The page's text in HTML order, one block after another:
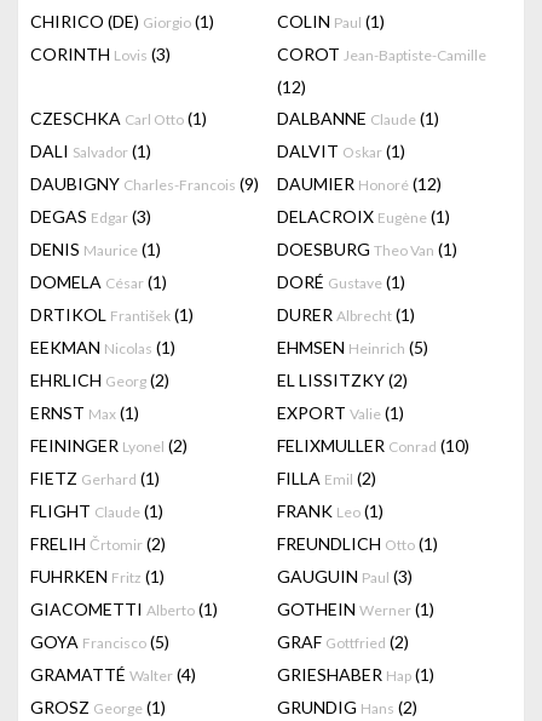
CHIRICO (DE) Giorgio (1) COLIN Paul (1)
CORINTH Lovis (3) COROT Jean-Baptiste-Camille
(12)
CZESCHKA Carl Otto (1) DALBANNE Claude (1)
DALI Salvador (1) DALVIT Oskar (1)
DAUBIGNY Charles-Francois (9) DAUMIER Honoré (12)
DEGAS Edgar (3) DELACROIX Eugène (1)
DENIS Maurice (1) DOESBURG Theo Van (1)
DOMELA César (1) DORÉ Gustave (1)
DRTIKOL František (1) DURER Albrecht (1)
EEKMAN Nicolas (1) EHMSEN Heinrich (5)
EHRLICH Georg (2) EL LISSITZKY(2)
ERNST Max (1) EXPORT Valie (1)
FEININGER Lyonel (2) FELIXMULLER Conrad (10)
FIETZ Gerhard (1) FILLA Emil (2)
FLIGHT Claude (1) FRANK Leo (1)
FRELIH Črtomir (2) FREUNDLICH Otto (1)
FUHRKEN Fritz (1) GAUGUIN Paul (3)
GIACOMETTI Alberto (1) GOTHEIN Werner (1)
GOYA Francisco (5) GRAF Gottfried (2)
GRAMATTÉ Walter (4) GRIESHABER Hap (1)
GROSZ George (1) GRUNDIG Hans (2)